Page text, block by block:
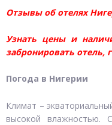
Отзывы об отелях
Узнать цены и
забронировать отель,
Погода в Нигерии
Климат –
высокой влажностью.